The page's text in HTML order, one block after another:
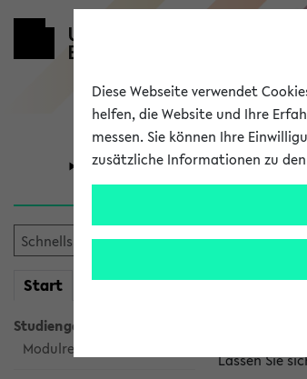
Universität
Start meineKVV
Studiengangsauswahl
Modulrecherche
Im
Lassen Sie
Diese Webseite verwendet
helfen, die Website und Ihre
messen. Sie können Ihre
zusätzliche Informationen zu